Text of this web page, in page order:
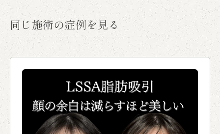
同じ施術の症例を見る